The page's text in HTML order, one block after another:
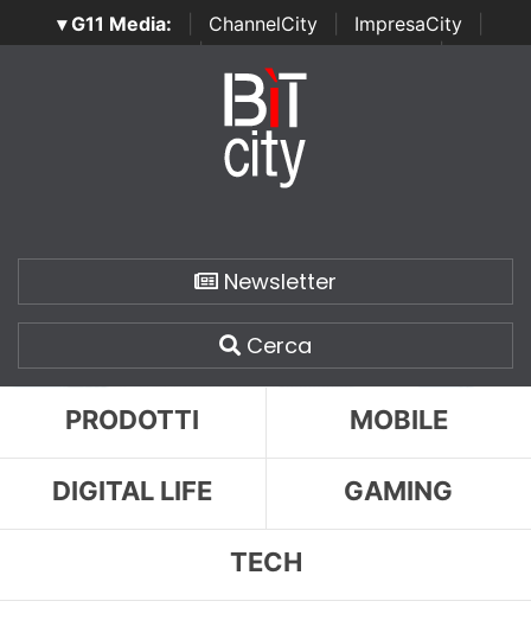
▾ G11 Media: ChannelCity ImpresaCity
SecurityOpenLab | Italian Channel Awards | Italian
Italian Security Awards
Newsletter
Cerca
PRODOTTI MOBILE
DIGITAL LIFE GAMING
TECH